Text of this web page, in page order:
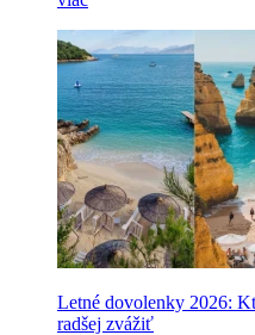
Letné dovolenky 2026:
radšej zvážiť